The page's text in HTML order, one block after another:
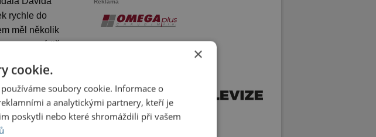
rychle do
měl několik
a poté již
o
branky
David
vstřelili
Reklama
×
cookie.
soubory cookie. Informace o
a analytickými partnery, kteří je
poskytli nebo které shromáždili při vašem